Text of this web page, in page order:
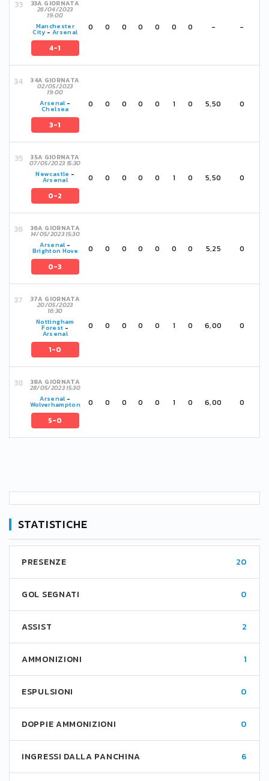
33A GIORNATA
26/04/2023
19:00
Manchester
City- Arsenal
4-1
0 0 0 0 0 0 0 - -
34A GIORNATA
02/05/2023
19:00
Arsenal -
Chelsea
3-1
0 0 0 0 0 1 0 5,50 0
35A GIORNATA
07/05/2023 15:30
Newcastle -
Arsenal
0-2
0 0 0 0 0 1 0 5,50 0
36A GIORNATA
14/05/2023 15:30
Arsenal -
Brighton Hove
0-3
0 0 0 0 0 0 0 5,25 0
37A GIORNATA
20/05/2023
16:30
Nottingham
Forest -
Arsenal
1-0
0 0 0 0 0 1 0 6,00 0
38A GIORNATA
28/05/2023 15:30
Arsenal -
Wolverhampton
5-0
0 0 0 0 0 1 0 6,00 0
STATISTICHE
PRESENZE 20
GOL SEGNATI 0
ASSIST 2
AMMONIZIONI 1
ESPULSIONI 0
DOPPIE AMMONIZIONI 0
INGRESSI DALLA PANCHINA 6